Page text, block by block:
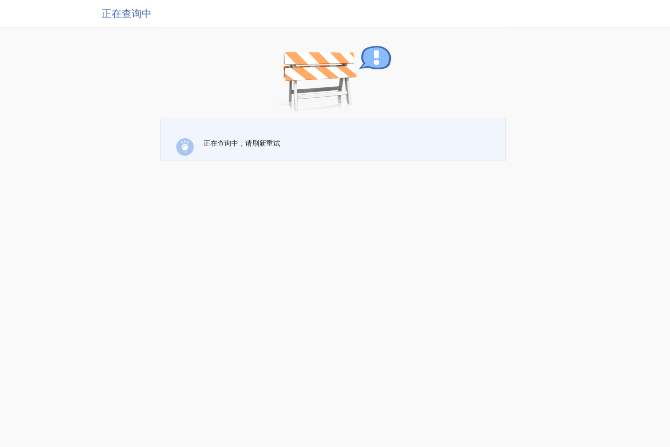
正在查询中
正在查询中，请刷新重试